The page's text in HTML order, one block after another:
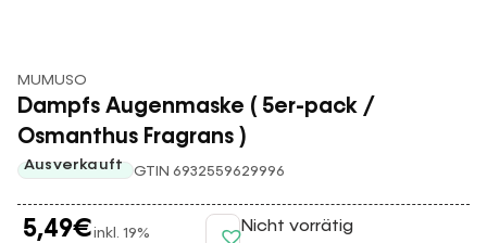
MUMUSO
Dampfs Augenmaske ( 5er-pack /
Osmanthus Fragrans )
Ausverkauft GTIN 6932559629996
5,49€inkl. 19%
Nicht vorrätig